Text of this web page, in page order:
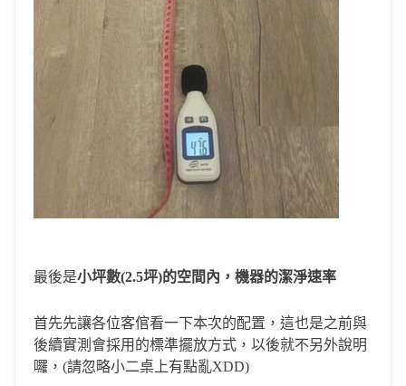
最後是小坪數(2.5坪)的空間內，機器的潔淨速率
首先先讓各位客倌看一下本次的配置，這也是之前與
後續實測會採用的標準擺放方式，以後就不另外說明
囉， (請忽略小二桌上有點亂XDD)